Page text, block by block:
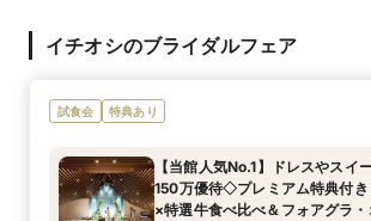
イチオシのブライダルフェア
試食会 特典あり
【当館人気No.1】ドレスやスイ
150万優待◇プレミアム特典付
×特選牛食べ比べ＆フォアグラ